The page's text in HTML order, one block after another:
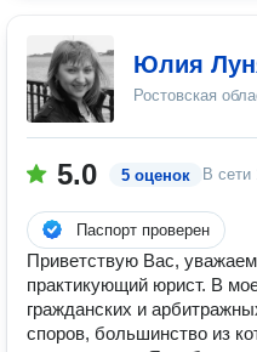
Юлия
Ростовская
5.0 5 оценок В сети
Паспорт проверен
Приветствую Вас,
практикующий юрист. В
гражданских и
споров, большинство из